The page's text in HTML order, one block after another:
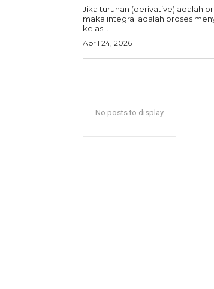
Jika turunan (derivative) adalah
maka integral adalah proses
kelas...
April 24, 2026
No posts to display